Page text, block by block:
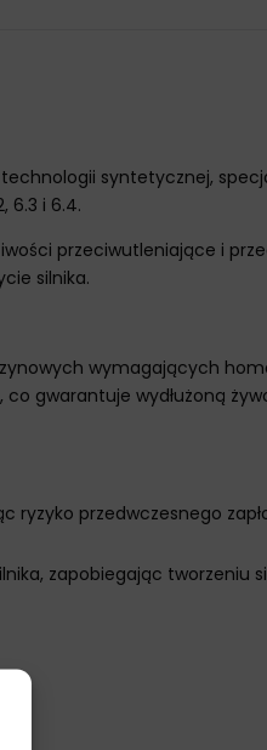
syntetycznej,
6.3 i 6.4.
przeciwutleniające i
silnika.
wymagających
gwarantuje wydłużoną
przedwczesnego
zapobiegając tworzeniu